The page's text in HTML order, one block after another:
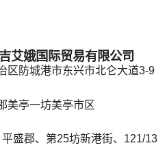
艾娥国际贸易有限公司
区防城港市东兴市北仑大道3-9
美亭一坊美亭市区
盛郡、第25坊新港街、121/13